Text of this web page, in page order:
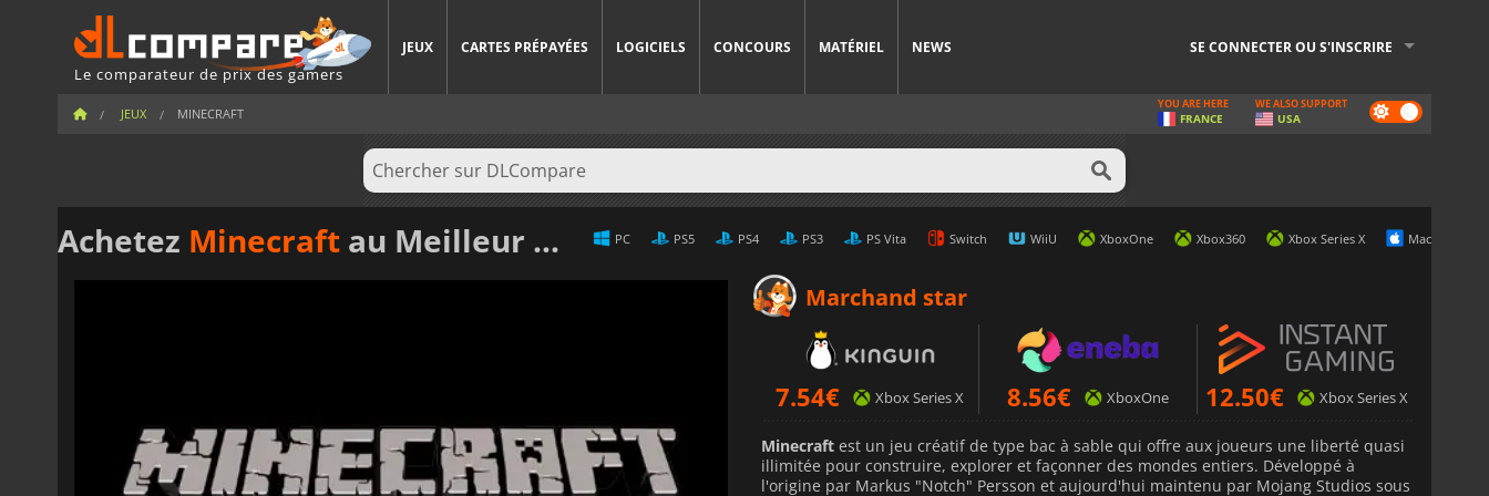
Le comparateur de prix des gamers
JEUX CARTES PRÉPAYÉES LOGICIELS CONCOURS MATÉRIEL NEWS SE CONNECTER OU S'INSCRIRE
JEUX MINECRAFT Dark
mode
YOU ARE HERE
FRANCE
WE ALSO SUPPORT
USA
Achetez Minecraft au Meilleur Prix PC PS5 PS4 PS3 PS Vita Switch WiiU XboxOne Xbox360 Xbox Series X Mac
Marchand star
7.54€ Xbox Series X 8.56€ XboxOne 12.50€ Xbox Series X
Minecraft est un jeu créatif de type bac à sable qui offre aux joueurs une liberté quasi
illimitée pour construire, explorer et façonner des mondes entiers. Développé à
l'origine par Markus "Notch" Persson et aujourd'hui maintenu par Mojang Studios sous